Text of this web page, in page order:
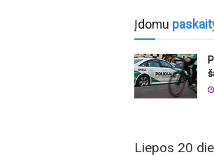
Įdomu
Liepos 20